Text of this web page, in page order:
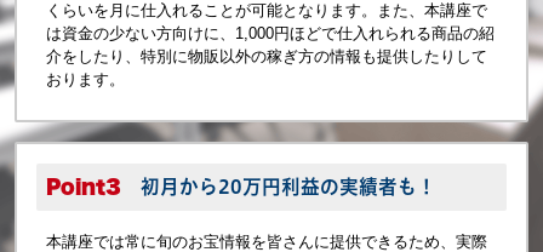
くらいを月に仕入れることが可能となります。また、本講座で
は資金の少ない方向けに、1,000円ほどで仕入れられる商品の紹
介をしたり、特別に物販以外の稼ぎ方の情報も提供したりして
おります。
Point3 初月から20万円利益の実績者も！
本講座では常に旬のお宝情報を皆さんに提供できるため、実際